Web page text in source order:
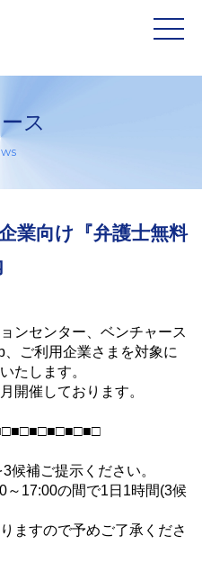
ス
業向け『弁護士無料
ンセンター、ベンチャース
ご利用企業さまを対象に
たします。
開催しております。
候補ご提示ください。
～17:00の間で1日1時間(3候
ますので予めご了承くださ